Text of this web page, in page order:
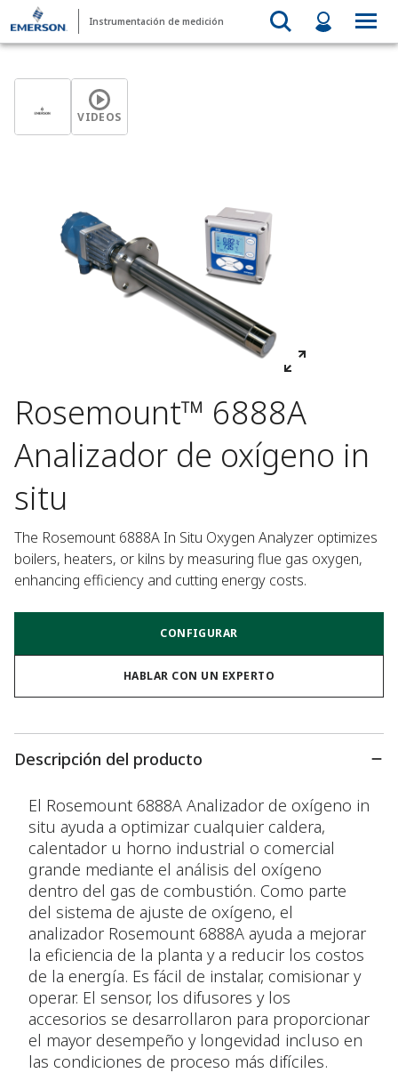
Instrumentación de medición
VIDEOS
Rosemount™ 6888A
Analizador de oxígeno in
situ
The Rosemount 6888A In Situ Oxygen Analyzer optimizes
boilers, heaters, or kilns by measuring flue gas oxygen,
enhancing efficiency and cutting energy costs.
CONFIGURAR
HABLAR CON UN EXPERTO
Descripción del producto
El Rosemount 6888A Analizador de oxígeno in
situ ayuda a optimizar cualquier caldera,
calentador u horno industrial o comercial
grande mediante el análisis del oxígeno
dentro del gas de combustión. Como parte
del sistema de ajuste de oxígeno, el
analizador Rosemount 6888A ayuda a mejorar
la eficiencia de la planta y a reducir los costos
de la energía. Es fácil de instalar, comisionar y
operar. El sensor, los difusores y los
accesorios se desarrollaron para proporcionar
el mayor desempeño y longevidad incluso en
las condiciones de proceso más difíciles.